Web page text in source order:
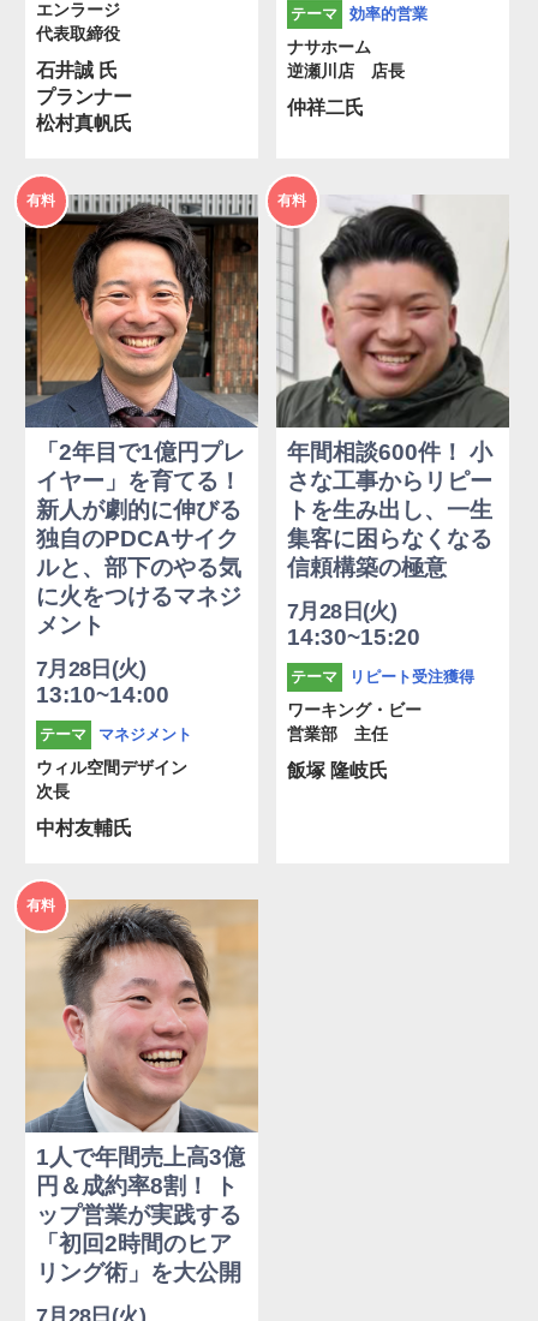
エンラージ
代表取締役
石井誠 氏
プランナー
松村真帆氏
テーマ
効率的営業
ナサホーム
逆瀬川店 店長
仲祥二氏
2026年
度
有料
「2年目で1億円プレ
イヤー」を育てる！
新人が劇的に伸びる
独自のPDCAサイク
ルと、部下のやる気
に火をつけるマネジ
メント
7月28日(火)
13:10~14:00
テーマ
マネジメント
ウィル空間デザイン
次長
中村友輔氏
2026年
度
有料
年間相談600件！ 小
さな工事からリピー
トを生み出し、一生
集客に困らなくなる
信頼構築の極意
7月28日(火)
14:30~15:20
テーマ
リピート受注獲得
ワーキング・ビー
営業部 主任
飯塚 隆岐氏
2026年
度
有料
1人で年間売上高3億
円＆成約率8割！ ト
ップ営業が実践する
「初回2時間のヒア
リング術」を大公開
7月28日(火)